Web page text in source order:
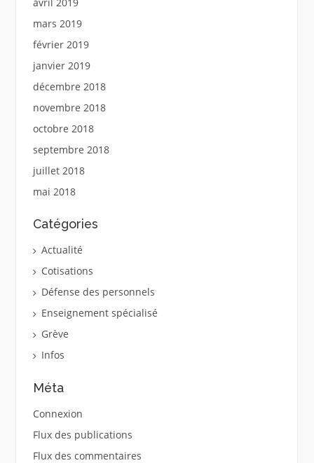
mars 2019
février 2019
janvier 2019
décembre 2018
novembre 2018
octobre 2018
septembre 2018
juillet 2018
mai 2018
Catégories
Actualité
Cotisations
Défense des personnels
Enseignement spécialisé
Grève
Infos
Méta
Connexion
Flux des publications
Flux des commentaires